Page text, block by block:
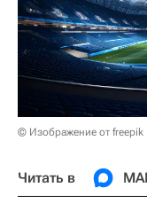
© Изображение от freepik
Читать в